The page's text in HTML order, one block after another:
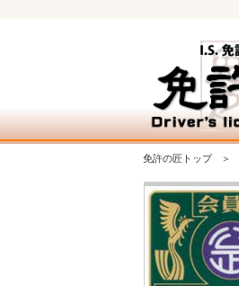
免許の匠トップ